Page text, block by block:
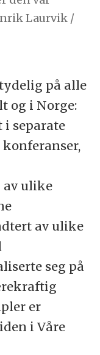
Laurvik /
på alle
og i Norge:
separate
av ulike
av ulike
seg på
er
i Våre